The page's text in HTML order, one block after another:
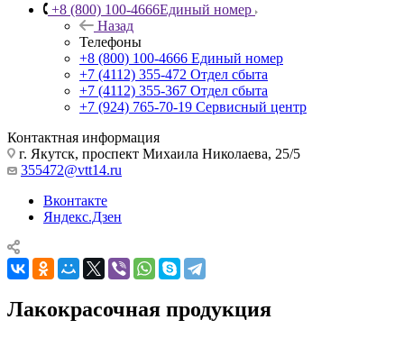
+8 (800) 100-4666Единый номер
Назад
Телефоны
+8 (800) 100-4666 Единый номер
+7 (4112) 355-472 Отдел сбыта
+7 (4112) 355-367 Отдел сбыта
+7 (924) 765-70-19 Сервисный центр
Контактная информация
г. Якутск, проспект Михаила Николаева, 25/5
355472@vtt14.ru
Вконтакте
Яндекс.Дзен
Лакокрасочная продукция